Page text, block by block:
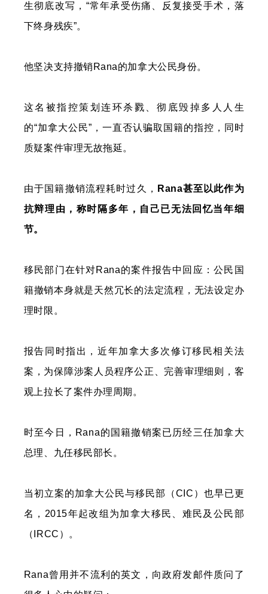
生彻底改写，“常年承受伤痛、反复接受手术，落
下终身残疾”。
他坚决支持撤销Rana的加拿大公民身份。
这名被指控策划连环杀戮、彻底毁掉多人人生
的“加拿大公民”，一直否认骗取国籍的指控，同时
质疑案件审理无故拖延。
由于国籍撤销流程耗时过久，
Rana甚至以此作为
抗辩理由，称时隔多年，自己已无法回忆当年细
节。
移民部门在针对Rana的案件报告中回应：公民国
籍撤销本身就是天然冗长的法定流程，无法设定办
理时限。
报告同时指出，近年加拿大多次修订移民相关法
案，为保障涉案人员程序公正、完善审理细则，客
观上拉长了案件办理周期。
时至今日，Rana的国籍撤销案已历经三任加拿大
总理、九任移民部长。
当初立案的加拿大公民与移民部（CIC）也早已更
名，2015年起改组为加拿大移民、难民及公民部
（IRCC）。
Rana曾用并不流利的英文，向政府发邮件质问了